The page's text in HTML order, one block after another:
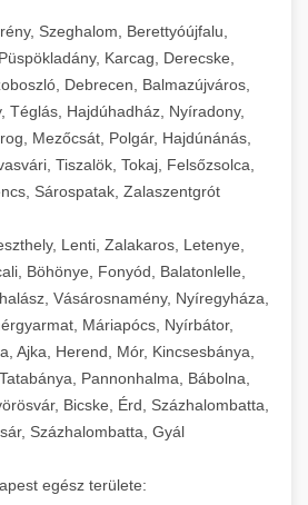
Szeghalom, Berettyóújfalu,
Karcag, Derecske,
Debrecen, Balmazújváros,
Téglás, Hajdúhadház, Nyíradony,
Mezőcsát, Polgár, Hajdúnánás,
Tiszalök, Tokaj, Felsőzsolca,
Sárospatak, Zalaszentgrót
Lenti, Zalakaros, Letenye,
Böhönye, Fonyód, Balatonlelle,
Vásárosnamény, Nyíregyháza,
Máriapócs, Nyírbátor,
Ajka, Herend, Mór, Kincsesbánya,
Pannonhalma, Bábolna,
Bicske, Érd, Százhalombatta,
Százhalombatta, Gyál
egész területe: